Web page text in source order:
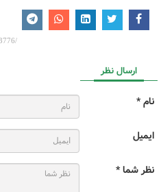
ارسال نظر
نام *
ایمیل
نظر شما *